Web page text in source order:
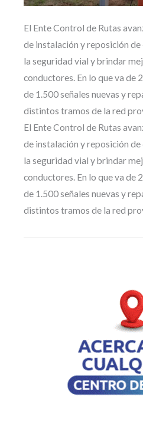
El Ente Control de Rutas
de instalación y reposición
la seguridad vial y brindar
conductores. En lo que va de
de 1.500 señales nuevas y
distintos tramos de la red
El Ente Control de Rutas
de instalación y reposición
la seguridad vial y brindar
conductores. En lo que va de
de 1.500 señales nuevas y
distintos tramos de la red